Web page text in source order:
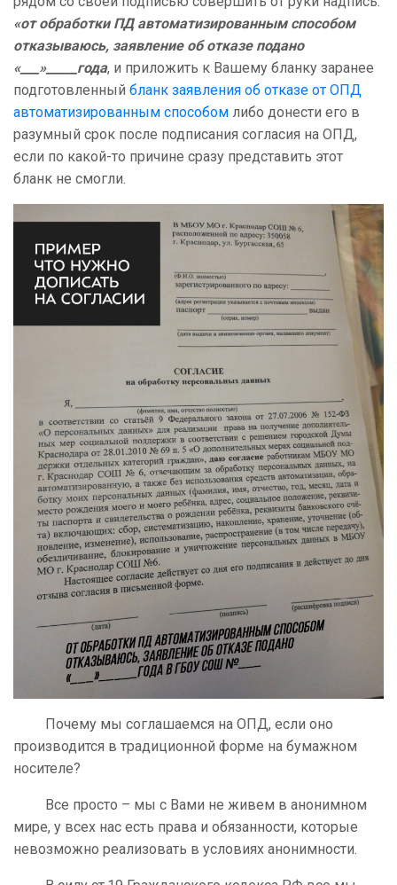
«от обработки ПД автоматизированным способом
отказываюсь, заявление об отказе подано
«___»_____года, и приложить к Вашему бланку заранее
подготовленный бланк заявления об отказе от ОПД
автоматизированным способом либо донести его в
разумный срок после подписания согласия на ОПД,
если по какой-то причине сразу представить этот
бланк не смогли.
Почему мы соглашаемся на ОПД, если оно
производится в традиционной форме на бумажном
носителе?
Все просто – мы с Вами не живем в анонимном
мире, у всех нас есть права и обязанности, которые
невозможно реализовать в условиях анонимности.